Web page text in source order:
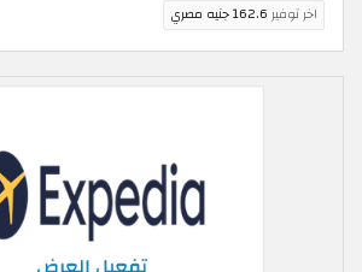
اخر توفير 162.6 جنيه مصري